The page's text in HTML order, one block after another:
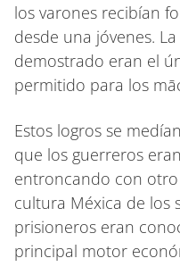
los varones recibían
desde una jóvenes.
demostrado eran el
permitido para los
Estos logros se
que los guerreros
entroncando con
cultura Méxica de los
prisioneros eran
principal motor